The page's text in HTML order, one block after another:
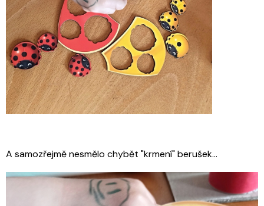
A samozřejmě nesmělo chybět "krmení" berušek...